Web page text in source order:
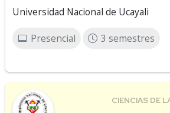
Universidad Nacional de Ucayali
Presencial 3 semestres